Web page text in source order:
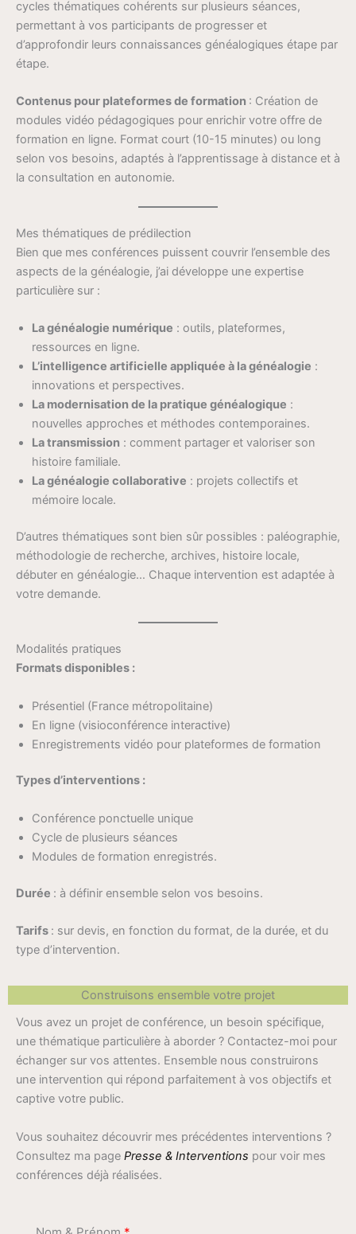
cycles thématiques cohérents sur plusieurs séances,
permettant à vos participants de progresser et
d’approfondir leurs connaissances généalogiques étape par
étape.
Contenus pour plateformes de formation : Création de
modules vidéo pédagogiques pour enrichir votre offre de
formation en ligne. Format court (10-15 minutes) ou long
selon vos besoins, adaptés à l’apprentissage à distance et à
la consultation en autonomie.
Mes thématiques de prédilection
Bien que mes conférences puissent couvrir l’ensemble des
aspects de la généalogie, j’ai développe une expertise
particulière sur :
La généalogie numérique : outils, plateformes,
ressources en ligne.
L’intelligence artificielle appliquée à la généalogie :
innovations et perspectives.
La modernisation de la pratique généalogique :
nouvelles approches et méthodes contemporaines.
La transmission : comment partager et valoriser son
histoire familiale.
La généalogie collaborative : projets collectifs et
mémoire locale.
D’autres thématiques sont bien sûr possibles : paléographie,
méthodologie de recherche, archives, histoire locale,
débuter en généalogie… Chaque intervention est adaptée à
votre demande.
Modalités pratiques
Formats disponibles :
Présentiel (France métropolitaine)
En ligne (visioconférence interactive)
Enregistrements vidéo pour plateformes de formation
Types d’interventions :
Conférence ponctuelle unique
Cycle de plusieurs séances
Modules de formation enregistrés.
Durée : à définir ensemble selon vos besoins.
Tarifs : sur devis, en fonction du format, de la durée, et du
type d’intervention.
Construisons ensemble votre projet
Vous avez un projet de conférence, un besoin spécifique,
une thématique particulière à aborder ? Contactez-moi pour
échanger sur vos attentes. Ensemble nous construirons
une intervention qui répond parfaitement à vos objectifs et
captive votre public.
Vous souhaitez découvrir mes précédentes interventions ?
Consultez ma page Presse & Interventions pour voir mes
conférences déjà réalisées.